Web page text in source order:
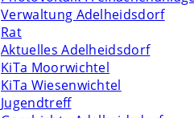
Verwaltung Adelheidsdorf
Rat
Aktuelles Adelheidsdorf
KiTa Moorwichtel
KiTa Wiesenwichtel
Jugendtreff